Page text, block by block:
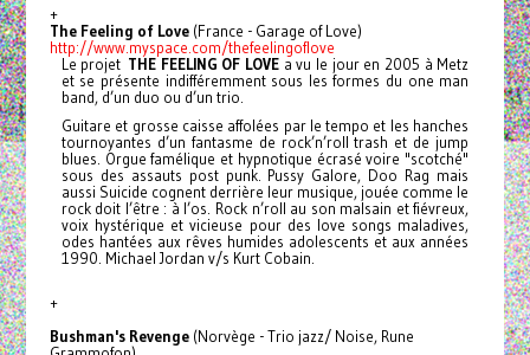
+
The Feeling of Love(France - Garage of Love)
http://www.myspace.com/thefeelingoflove
Le projet THE FEELING OF LOVE a vu le jour en 2005 à Metz
et se présente indifféremment sous les formes du one man
band, d’un duo ou d’un trio.
Guitare et grosse caisse affolées par le tempo et les hanches
tournoyantes d’un fantasme de rock’n’roll trash et de jump
blues. Orgue famélique et hypnotique écrasé voire "scotché"
sous des assauts post punk. Pussy Galore, Doo Rag mais
aussi Suicide cognent derrière leur musique, jouée comme le
rock doit l’être : à l’os. Rock n’roll au son malsain et fiévreux,
voix hystérique et vicieuse pour des love songs maladives,
odes hantées aux rêves humides adolescents et aux années
1990. Michael Jordan v/s Kurt Cobain.
+
Bushman's Revenge(Norvège - Trio jazz/ Noise, Rune